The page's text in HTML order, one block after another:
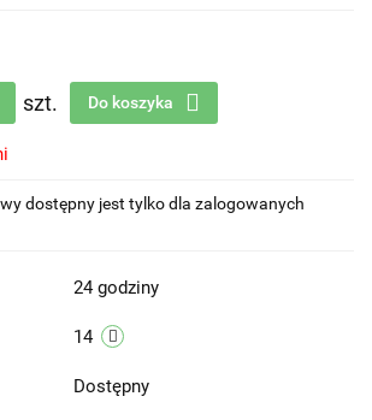
szt. Do koszyka
dostępny jest tylko dla zalogowanych
24 godziny
14
Dostępny